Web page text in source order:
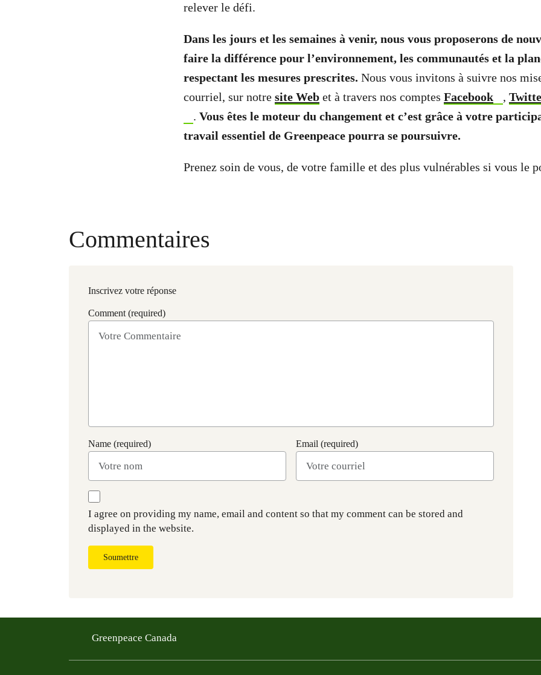
relever le défi.
Dans les jours et les semaines à venir, nous vous proposerons de
faire la différence pour l’environnement, les communautés et la
respectant les mesures prescrites. Nous vous invitons à suivre nos
courriel, sur notre site Web et à travers nos comptes Facebook ,
. Vous êtes le moteur du changement et c’est grâce à votre
travail essentiel de Greenpeace pourra se poursuivre.
Prenez soin de vous, de votre famille et des plus vulnérables si vous le
Commentaires
Inscrivez votre réponse
Comment (required)
Name (required) Email (required)
I agree on providing my name, email and content so that my comment can be stored and
displayed in the website.
Soumettre
Greenpeace Canada